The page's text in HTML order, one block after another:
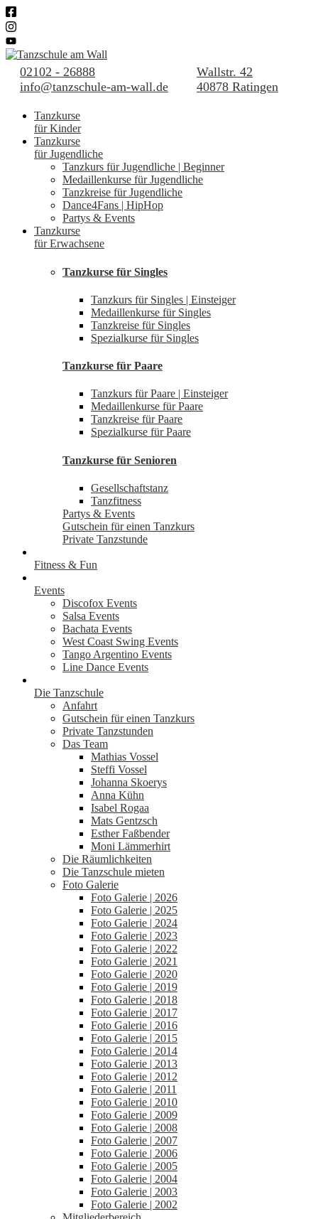
02102 - 26888
info@tanzschule-am-wall.de
Wallstr. 42
40878 Ratingen
Tanzkurse
für Kinder
Tanzkurse
für Jugendliche
Tanzkurs für Jugendliche | Beginner
Medaillenkurse für Jugendliche
Tanzkreise für Jugendliche
Dance4Fans | HipHop
Partys & Events
Tanzkurse
für Erwachsene
Tanzkurse für Singles
Tanzkurs für Singles | Einsteiger
Medaillenkurse für Singles
Tanzkreise für Singles
Spezialkurse für Singles
Tanzkurse für Paare
Tanzkurs für Paare | Einsteiger
Medaillenkurse für Paare
Tanzkreise für Paare
Spezialkurse für Paare
Tanzkurse für Senioren
Gesellschaftstanz
Tanzfitness
Partys & Events
Gutschein für einen Tanzkurs
Private Tanzstunde
Fitness & Fun
Events
Discofox Events
Salsa Events
Bachata Events
West Coast Swing Events
Tango Argentino Events
Line Dance Events
Die Tanzschule
Anfahrt
Gutschein für einen Tanzkurs
Private Tanzstunden
Das Team
Mathias Vossel
Steffi Vossel
Johanna Skoerys
Anna Kühn
Isabel Rogaa
Mats Gentzsch
Esther Faßbender
Moni Lämmerhirt
Die Räumlichkeiten
Die Tanzschule mieten
Foto Galerie
Foto Galerie | 2026
Foto Galerie | 2025
Foto Galerie | 2024
Foto Galerie | 2023
Foto Galerie | 2022
Foto Galerie | 2021
Foto Galerie | 2020
Foto Galerie | 2019
Foto Galerie | 2018
Foto Galerie | 2017
Foto Galerie | 2016
Foto Galerie | 2015
Foto Galerie | 2014
Foto Galerie | 2013
Foto Galerie | 2012
Foto Galerie | 2011
Foto Galerie | 2010
Foto Galerie | 2009
Foto Galerie | 2008
Foto Galerie | 2007
Foto Galerie | 2006
Foto Galerie | 2005
Foto Galerie | 2004
Foto Galerie | 2003
Foto Galerie | 2002